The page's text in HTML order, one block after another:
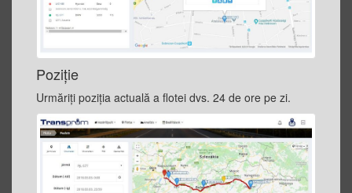
Poziţie
Urmăriți poziția actuală a flotei dvs. 24 de ore pe zi.